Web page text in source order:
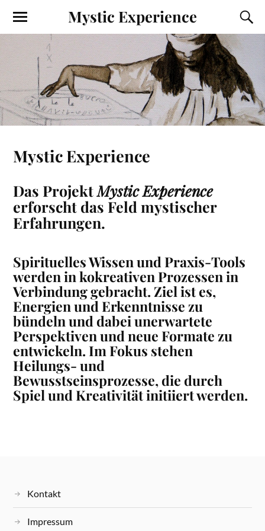
Mystic Experience
Mystic Experience
Das ProjektMystic Experience
erforscht das Feld mystischer
Erfahrungen.
Spirituelles Wissen und Praxis-Tools
werden inkokreativen Prozessenin
Verbindung gebracht. Ziel ist es,
Energien und Erkenntnisse zu
bündeln und dabei unerwartete
Perspektiven und neue Formate zu
entwickeln.Im Fokus stehen
Heilungs- und
Bewusstseinsprozesse, die durch
Spielund Kreativität initiiert werden.
Kontakt
Impressum